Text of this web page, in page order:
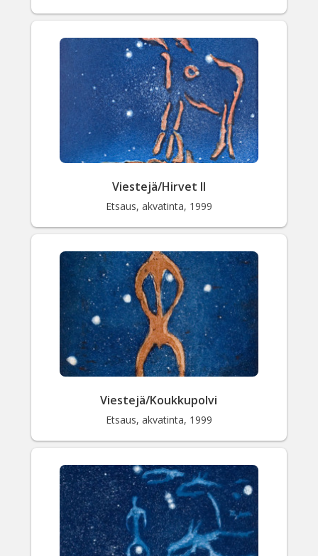
Viestejä/Hirvet II
Etsaus, akvatinta, 1999
Viestejä/Koukkupolvi
Etsaus, akvatinta, 1999